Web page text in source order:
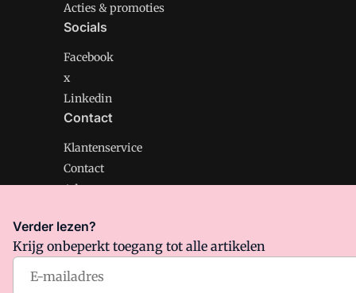
Acties & promoties
Socials
Facebook
x
Linkedin
Contact
Klantenservice
Contact
Adverteren
Management Support is onderdeel van VMN media.
Algemene Voorwaarden
Verder lezen?
Krijg onbeperkt toegang tot alle artikelen